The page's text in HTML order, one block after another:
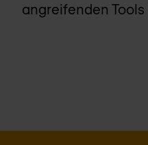
angreifenden